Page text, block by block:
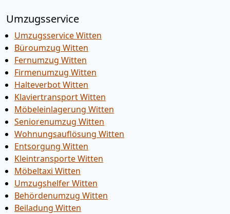
Umzugsservice
Umzugsservice Witten
Büroumzug Witten
Fernumzug Witten
Firmenumzug Witten
Halteverbot Witten
Klaviertransport Witten
Möbeleinlagerung Witten
Seniorenumzug Witten
Wohnungsauflösung Witten
Entsorgung Witten
Kleintransporte Witten
Möbeltaxi Witten
Umzugshelfer Witten
Behördenumzug Witten
Beiladung Witten